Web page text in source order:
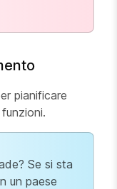
pianificare
Se si sta
un paese